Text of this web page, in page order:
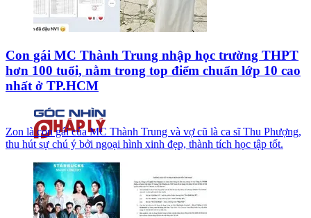
Con gái MC Thành Trung nhập học trường THPT
hơn 100 tuổi, nằm trong top điểm chuẩn lớp 10 cao
nhất ở TP.HCM
Zon là con gái của MC Thành Trung và vợ cũ là ca sĩ Thu Phượng,
thu hút sự chú ý bởi ngoại hình xinh đẹp, thành tích học tập tốt.